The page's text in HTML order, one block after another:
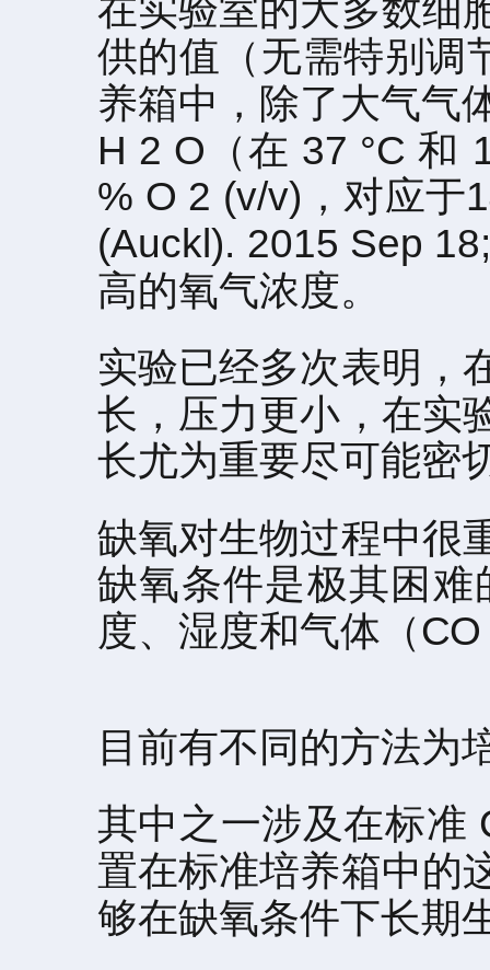
在实验室的大多数细
供的值（无需特别调
养箱中，除了大气气
H 2 O（在 37 °C 和
% O 2 (v/v)，对应于
(Auckl). 2015 Sep
高的氧气浓度。
实验已经多次表明，
长，压力更小，在实
长尤为重要尽可能密
缺氧对生物过程中很
缺氧条件是极其困
度、湿度和气体（
目前有不同的方法为
其中之一涉及在标准
置在标准培养箱中的
够在缺氧条件下长期